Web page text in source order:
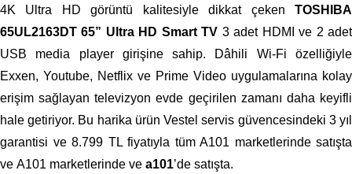
4K Ultra HD görüntü kalitesiyle dikkat çeken TOSHIBA
65UL2163DT 65” Ultra HD Smart TV 3 adet HDMI ve 2 adet
USB media player girişine sahip. Dâhili Wi-Fi özelliğiyle
Exxen, Youtube, Netflix ve Prime Video uygulamalarına kolay
erişim sağlayan televizyon evde geçirilen zamanı daha keyifli
hale getiriyor. Bu harika ürün Vestel servis güvencesindeki 3 yıl
garantisi ve 8.799 TL fiyatıyla tüm A101 marketlerinde satışta
ve A101 marketlerinde ve a101’de satışta.